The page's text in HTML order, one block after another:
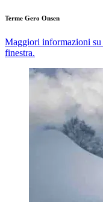
Terme Gero Onsen
Maggiori informazioni su
finestra.